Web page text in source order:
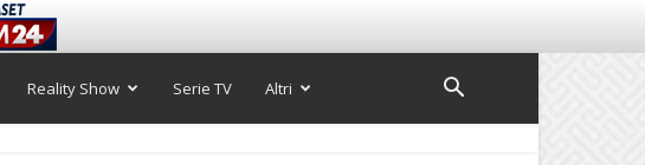
Reality Show Serie TV Altri